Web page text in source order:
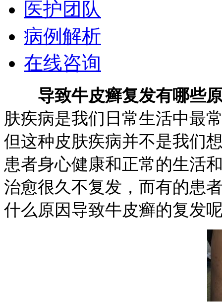
医护团队
病例解析
在线咨询
导致牛皮癣复发有哪些
肤疾病是我们日常生活中最
但这种皮肤疾病并不是我们
患者身心健康和正常的生活
治愈很久不复发，而有的患
什么原因导致牛皮癣的复发